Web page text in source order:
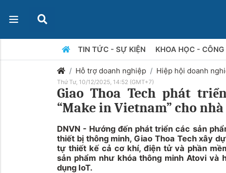
TIN TỨC - SỰ KIỆN KHOA HỌC - CÔNG
Hỗ trợ doanh nghiệp Hiệp hội doanh
Thứ Tư, 10/12/2025, 14:52 (GMT+7)
Giao Thoa Tech phát
“Make in Vietnam” cho
DNVN - Hướng đến phát triển các sản
thiết bị thông minh, Giao Thoa Tech xây
tự thiết kế cả cơ khí, điện tử và phần
sản phẩm như khóa thông minh Atovi và
dụng IoT.